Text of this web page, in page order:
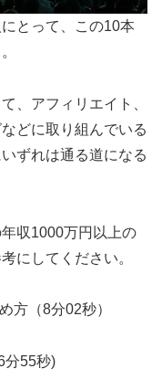
とって、この10本
、アフィリエイト、
どに取り組んでいる
ずれは通る道になる
収1000万円以上の
にしてください。
方（8分02秒）
分55秒)